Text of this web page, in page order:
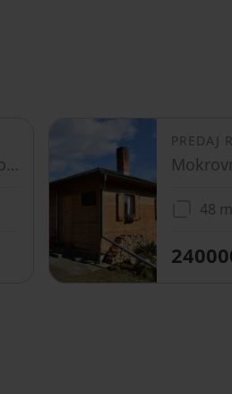
Malá Hraštice - Malá Hraštice, Středočeský kraj
PREDAJ
48